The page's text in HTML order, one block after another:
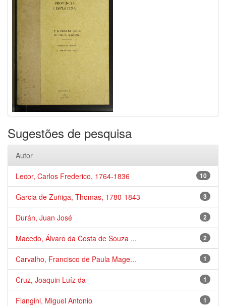
Sugestões de pesquisa
Autor
10
Lecor, Carlos Frederico, 1764-1836
3
Garcia de Zuñiga, Thomas, 1780-1843
2
Durán, Juan José
2
Macedo, Álvaro da Costa de Souza ...
1
Carvalho, Francisco de Paula Mage...
1
Cruz, Joaquin Luíz da
1
Flangini, Miguel Antonio